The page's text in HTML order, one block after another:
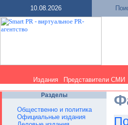
10.08.2026
Издания Представители СМИ
Разделы
Общественно и политика
Официальные издания